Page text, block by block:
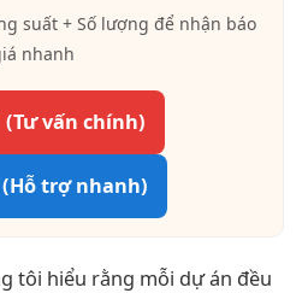
suất + Số lượng để nhận báo
nhanh
(Tư vấn chính)
(Hỗ trợ nhanh)
tôi hiểu rằng mỗi dự án đều